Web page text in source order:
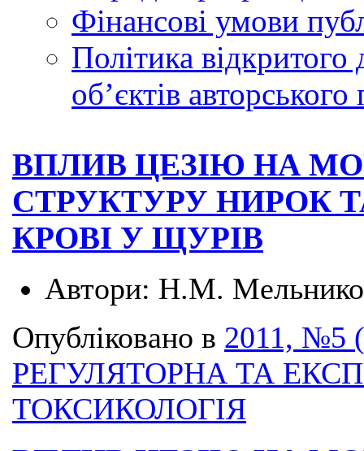
Фінансові умови
Політика
обʼєктів авторського
ВПЛИВ ЦЕЗІЮ НА
СТРУКТУРУ НИРОК
КРОВІ У ЩУРІВ
Автори: Н.М.
Опубліковано в 2011, №5
РЕГУЛЯТОРНА ТА
ТОКСИКОЛОГІЯ